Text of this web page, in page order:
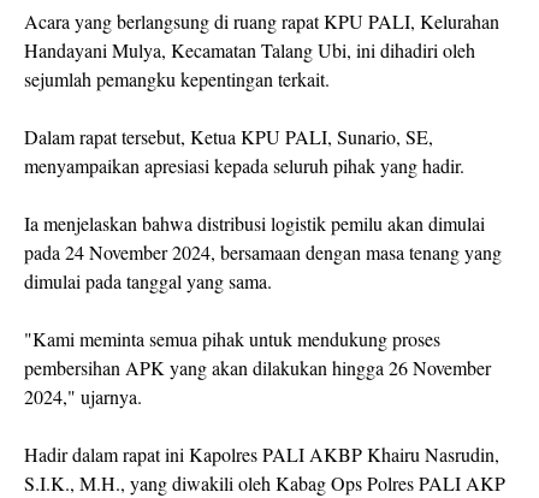
Acara yang berlangsung di ruang rapat KPU PALI, Kelurahan
Handayani Mulya, Kecamatan Talang Ubi, ini dihadiri oleh
sejumlah pemangku kepentingan terkait.
Dalam rapat tersebut, Ketua KPU PALI, Sunario, SE,
menyampaikan apresiasi kepada seluruh pihak yang hadir.
Ia menjelaskan bahwa distribusi logistik pemilu akan dimulai
pada 24 November 2024, bersamaan dengan masa tenang yang
dimulai pada tanggal yang sama.
"Kami meminta semua pihak untuk mendukung proses
pembersihan APK yang akan dilakukan hingga 26 November
2024," ujarnya.
Hadir dalam rapat ini Kapolres PALI AKBP Khairu Nasrudin,
S.I.K., M.H., yang diwakili oleh Kabag Ops Polres PALI AKP